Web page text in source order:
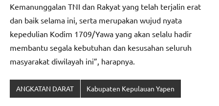
Kemanunggalan TNI dan Rakyat yang telah terjalin erat
dan baik selama ini, serta merupakan wujud nyata
kepedulian Kodim 1709/Yawa yang akan selalu hadir
membantu segala kebutuhan dan kesusahan seluruh
masyarakat diwilayah ini”, harapnya.
ANGKATAN DARAT Kabupaten Kepulauan Yapen